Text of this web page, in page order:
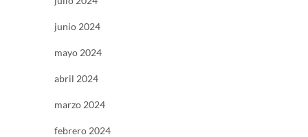
junio 2024
mayo 2024
abril 2024
marzo 2024
febrero 2024